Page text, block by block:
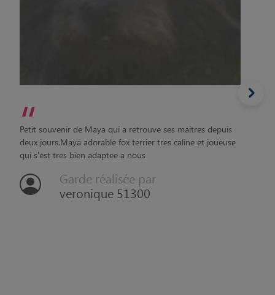
“
Petit souvenir de Maya qui a retrouve ses maitres depuis
deux jours.Maya adorable fox terrier tres caline et joueuse
qui s'est tres bien adaptee a nous
Garde réalisée par
veronique 51300